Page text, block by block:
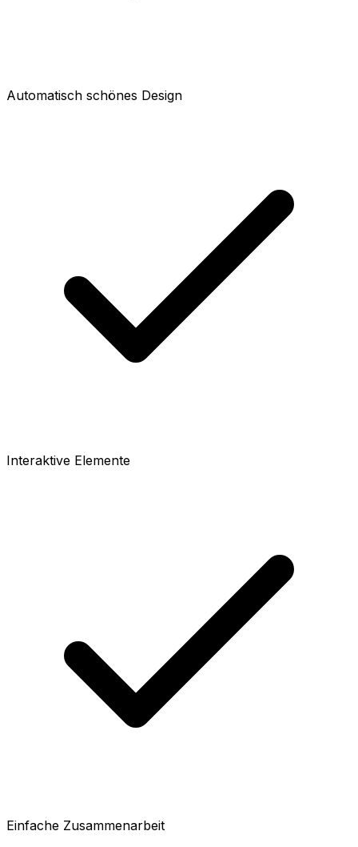
Automatisch schönes Design
Interaktive Elemente
Einfache Zusammenarbeit